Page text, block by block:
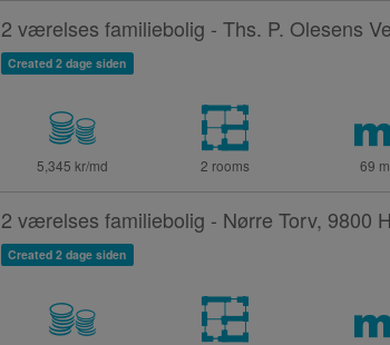
2 værelses familiebolig - Ths. P. Olesens
Created 2 dage siden
5,345 kr/md 2 rooms 69 m
2 værelses familiebolig - Nørre Torv, 9800
Created 2 dage siden